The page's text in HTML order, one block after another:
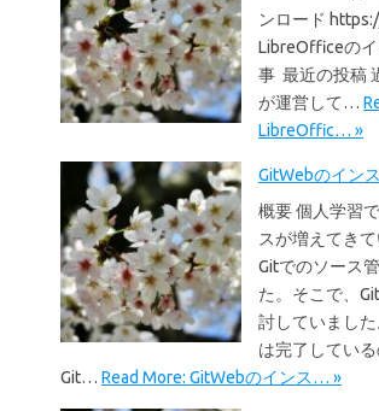
ンロード
LibreOfficeの
事 最近の投稿
が運営して…
LibreOffic… »
GitWebのイン
概要 個人学習
スが増えてきて
Gitでのソース
た。そこで、
討していまし
は完了してい
Git… Read More: GitWebのインス… »